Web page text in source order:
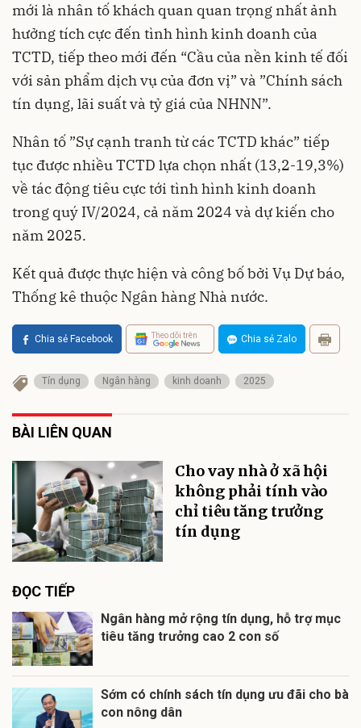
mới là nhân tố khách quan quan trọng nhất ảnh
hưởng tích cực đến tình hình kinh doanh của
TCTD, tiếp theo mới đến “Cầu của nền kinh tế đối
với sản phẩm dịch vụ của đơn vị” và ”Chính sách
tín dụng, lãi suất và tỷ giá của NHNN”.
Nhân tố ”Sự cạnh tranh từ các TCTD khác” tiếp
tục được nhiều TCTD lựa chọn nhất (13,2-19,3%)
về tác động tiêu cực tới tình hình kinh doanh
trong quý IV/2024, cả năm 2024 và dự kiến cho
năm 2025.
Kết quả được thực hiện và công bố bởi Vụ Dự báo,
Thống kê thuộc Ngân hàng Nhà nước.
Chia sẻ Facebook Theo dõi trên Chia sẻ Zalo
Tín dụng Ngân hàng kinh doanh 2025
BÀI LIÊN QUAN
Cho vay nhà ở xã hội
không phải tính vào
chỉ tiêu tăng trưởng
tín dụng
ĐỌC TIẾP
Ngân hàng mở rộng tín dụng, hỗ trợ mục
tiêu tăng trưởng cao 2 con số
Sớm có chính sách tín dụng ưu đãi cho bà
con nông dân